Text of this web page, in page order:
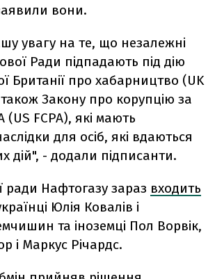
вони.
увагу на те, що незалежні
Ради підпадають під дію
Британії про хабарництво (UK
Закону про корупцію за
FCPA), які мають
для осіб, які вдаються
дій", - додали підписанти.
ради Нафтогазу зараз входить
Юлія Ковалів і
та іноземці Пол Ворвік,
і Маркус Річардс.